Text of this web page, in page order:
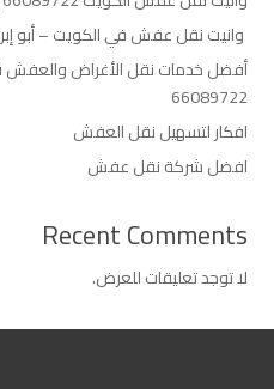
وانيت نقل عفش في الكويت – أبو
أفضل خدمات نقل الأغراض والعفش
66089722
افكار لتسهيل نقل العفش
افضل شركة نقل عفش
Recent Comments
لا توجد تعليقات للعرض.